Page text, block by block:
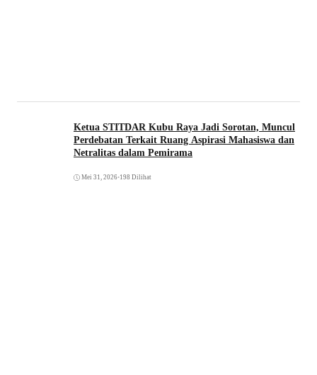
Ketua STITDAR Kubu Raya Jadi Sorotan, Muncul
Perdebatan Terkait Ruang Aspirasi Mahasiswa dan
Netralitas dalam Pemirama
Mei 31, 2026•198 Dilihat